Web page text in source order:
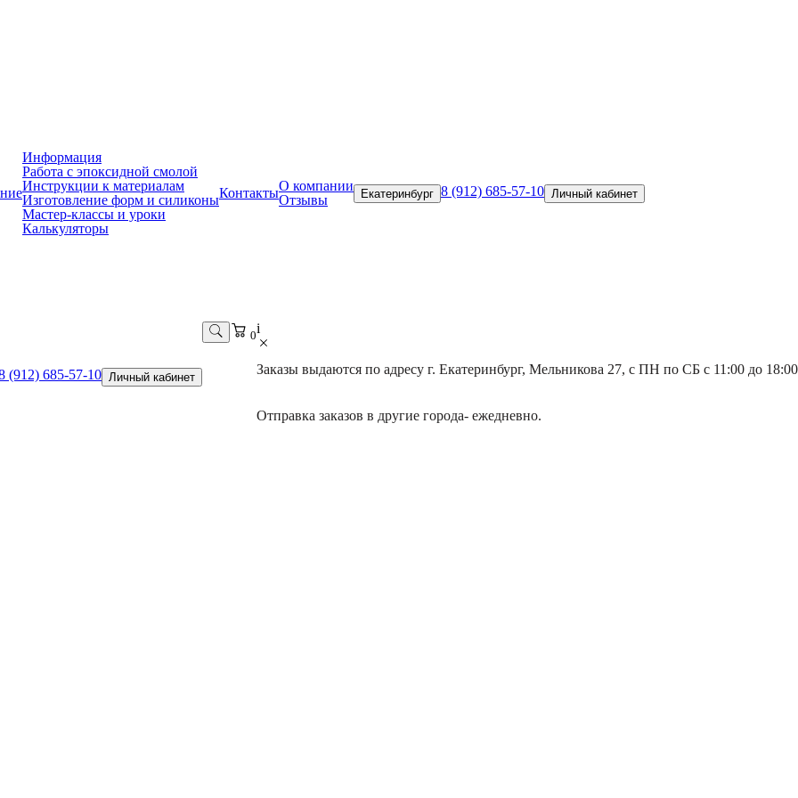
Информация
Работа с эпоксидной смолой
Инструкции к материалам
Изготовление форм и силиконы
Мастер-классы и уроки
Калькуляторы
КонтактыО компании
Отзывы
Екатеринбург 8 (912) 685-57-10 Личный кабинет
(912) 685-57-10 Личный кабинет
0i
Заказы выдаются по адресу г. Екатеринбург, Мельникова 27, с ПН по СБ с 11:00 до 18:00
Отправка заказов в другие города- ежедневно.